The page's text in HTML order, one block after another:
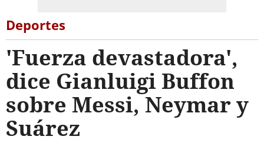
Deportes
'Fuerza devastadora',
dice Gianluigi Buffon
sobre Messi, Neymar y
Suárez